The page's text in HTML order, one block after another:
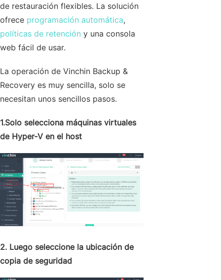
de restauración flexibles. La solución
ofrece programación automática,
políticas de retención y una consola
web fácil de usar.
La operación de Vinchin Backup &
Recovery es muy sencilla, solo se
necesitan unos sencillos pasos.
1.Solo selecciona máquinas virtuales
de Hyper‑V en el host
2. Luego seleccione la ubicación de
copia de seguridad